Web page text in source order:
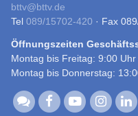
bttv@bttv.de
Tel 089/15702-420 · Fax
Öffnungszeiten
Montag bis Freitag: 9:00
Montag bis Donnerstag: